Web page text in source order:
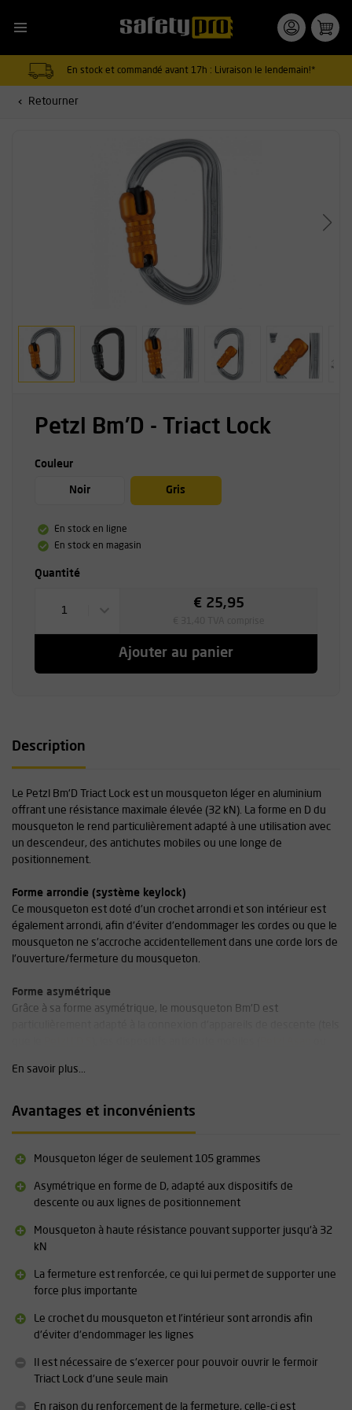
En stock et commandé avant 17h : Livraison le lendemain!*
Retourner
Petzl Bm'D - Triact Lock
Couleur
Noir Gris
En stock en ligne
En stock en magasin
Quantité
1
€ 25,95
Ajouter au panier
Description
Le Petzl Bm'D Triact Lock est un mousqueton léger en aluminium
offrant une résistance maximale élevée (32 kN). La forme en D du
mousqueton le rend particulièrement adapté à une utilisation avec
un descendeur, des antichutes mobiles ou une longe de
positionnement.
Forme arrondie (système keylock)
Ce mousqueton est doté d'un crochet arrondi et son intérieur est
également arrondi, afin d'éviter d'endommager les cordes ou que le
mousqueton ne s'accroche accidentellement dans une corde lors de
l'ouverture/fermeture du mousqueton.
Forme asymétrique
Grâce à sa forme asymétrique, le mousqueton Bm'D est
longe de positionnement. Le mousqueton est également adapté à
Poids : 105 grammes
Résistance : 32 kN (longueur) / 16 kN (largeur) / 10 kN (fermeture
ouverte)
Ouverture de la fermeture : 18 mm
Système Key-lock : facilite l'utilisation
Disponible en gris et noir
Vous trouverez les spécifications techniques détaillées du
cadenas Petzl Bm'D Triact au bas de cette page, sous «
Téléchargements » (
En savoir plus...
Avantages et inconvénients
Mousqueton léger de seulement 105 grammes
Asymétrique en forme de D, adapté aux dispositifs de
descente ou aux lignes de positionnement
Mousqueton à haute résistance pouvant supporter jusqu'à 32
kN
La fermeture est renforcée, ce qui lui permet de supporter une
force plus importante
Le crochet du mousqueton et l'intérieur sont arrondis afin
d'éviter d'endommager les lignes
Il est nécessaire de s'exercer pour pouvoir ouvrir le fermoir
Triact Lock d'une seule main
En raison du renforcement de la fermeture, celle-ci est